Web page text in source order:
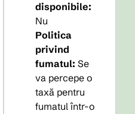
disponibile:
Nu
Politica
privind
fumatul: Se
va percepe o
taxă pentru
fumatul într-o